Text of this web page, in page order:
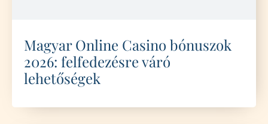
Magyar Online Casino bónuszok
2026: felfedezésre váró
lehetőségek